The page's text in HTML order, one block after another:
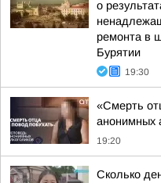
о
ремонта в
Бурятии
19:30
«Смерть
анонимных
19:20
Сколько